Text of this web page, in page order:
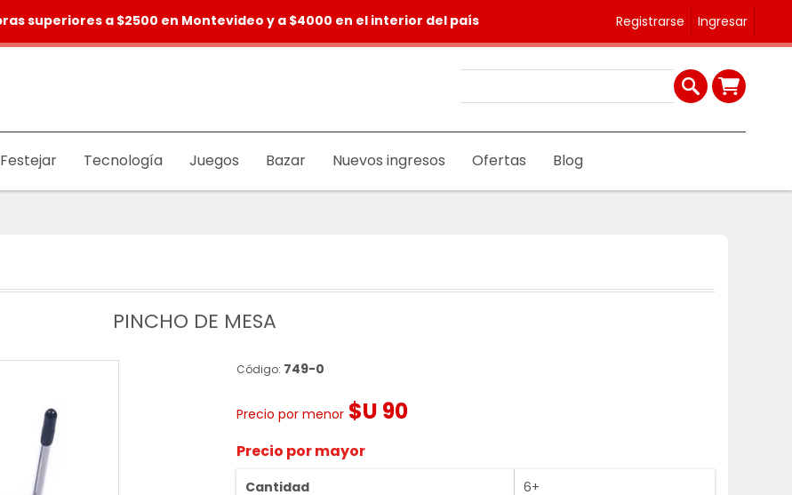
Registrarse Ingresar
superiores a $2500 en Montevideo y a $4000 en el interior del país
Tecnología Juegos Bazar Nuevos ingresos Ofertas Blog
PINCHO DE MESA
Código: 749-0
Precio por menor $U 90
Precio por mayor
Cantidad 6+